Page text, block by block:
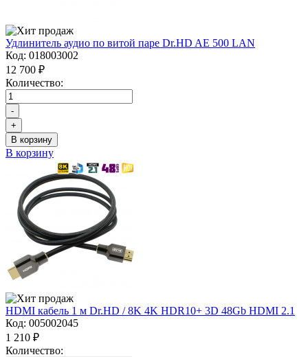
Удлинитель аудио по витой паре Dr.HD AE 500 LAN
Код: 018003002
12 700 ₽
Количество:
-
+
В корзину
В корзину
HDMI кабель 1 м Dr.HD / 8K 4K HDR10+ 3D 48Gb HDMI 2.1
Код: 005002045
1 210 ₽
Количество: